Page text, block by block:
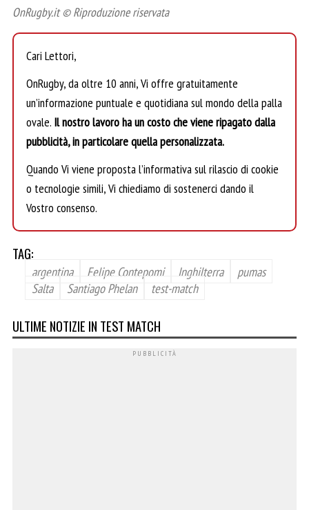
OnRugby.it © Riproduzione riservata
Cari Lettori,
OnRugby, da oltre 10 anni, Vi offre gratuitamente
un’informazione puntuale e quotidiana sul mondo della palla
ovale. Il nostro lavoro ha un costo che viene ripagato dalla
pubblicità, in particolare quella personalizzata.
Quando Vi viene proposta l’informativa sul rilascio di cookie
o tecnologie simili, Vi chiediamo di sostenerci dando il
Vostro consenso.
TAG:
argentina Felipe Contepomi Inghilterra
pumas
Salta
Santiago Phelan test-match
ULTIME NOTIZIE IN TEST MATCH